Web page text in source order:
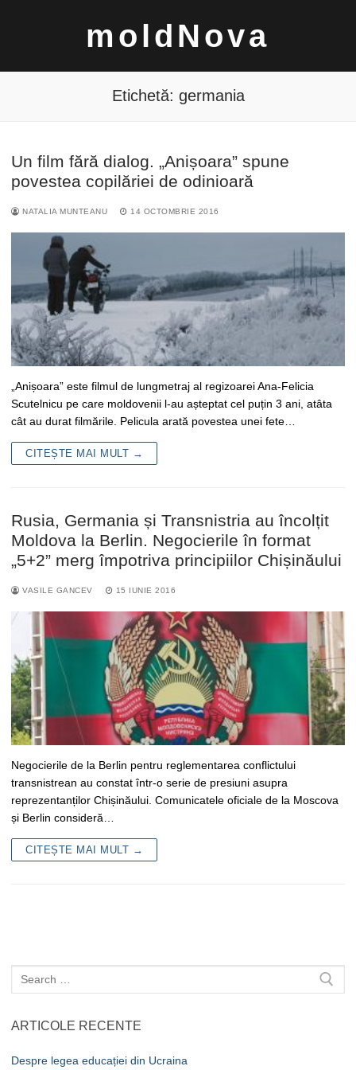
moldNova
Caută
Etichetă: germania
Un film fără dialog. „Anișoara” spune
povestea copilăriei de odinioară
NATALIA MUNTEANU 14 OCTOMBRIE 2016
„Anișoara” este filmul de lungmetraj al regizoarei Ana-Felicia
Scutelnicu pe care moldovenii l-au așteptat cel puțin 3 ani, atâta
cât au durat filmările. Pelicula arată povestea unei fete…
CITEȘTE MAI MULT →
Rusia, Germania și Transnistria au încolțit
Moldova la Berlin. Negocierile în format
„5+2” merg împotriva principiilor Chișinăului
VASILE GANCEV 15 IUNIE 2016
Negocierile de la Berlin pentru reglementarea conflictului
transnistrean au constat într-o serie de presiuni asupra
reprezentanților Chișinăului. Comunicatele oficiale de la Moscova
și Berlin consideră…
CITEȘTE MAI MULT →
Caută
după:
ARTICOLE RECENTE
Despre legea educației din Ucraina